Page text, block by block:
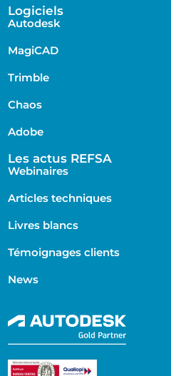
Logiciels
Autodesk
MagiCAD
Trimble
Chaos
Adobe
Les actus REFSA
Webinaires
Articles techniques
Livres blancs
Témoignages clients
News